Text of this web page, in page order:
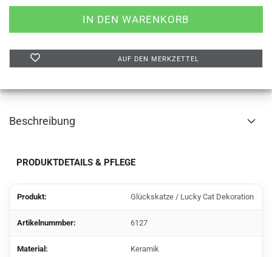
AUF DEN MERKZETTEL
Beschreibung
PRODUKTDETAILS & PFLEGE
Produkt: Glückskatze / Lucky Cat Dekoration
Artikelnummber: 6127
Material: Keramik